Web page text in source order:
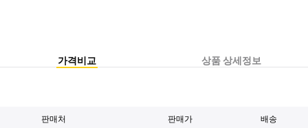
가격비교 상품 상세정보
판매처 판매가 배송